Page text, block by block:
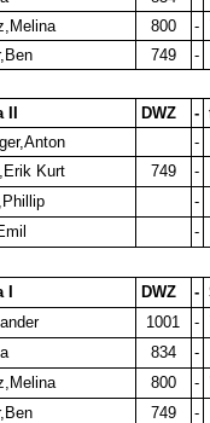
800 -
749 -
DWZ -
-
Kurt 749 -
-
-
DWZ -
1001 -
834 -
800 -
749 -